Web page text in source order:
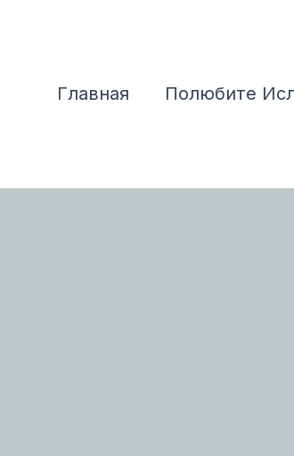
Главная
Полюбите